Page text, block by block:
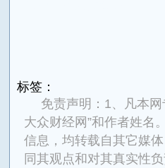
标签：
免责声明：1、凡本
大众财经网”和作者姓名
信息，均转载自其它媒
同其观点和对其真实性